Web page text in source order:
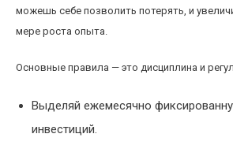
можешь себе позволить потерять, и
мере роста опыта.
Основные правила — это дисциплина и
Выделяй ежемесячно
инвестиций.